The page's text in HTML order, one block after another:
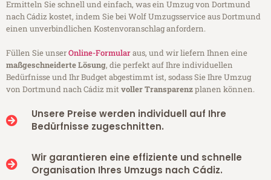
Ermitteln Sie schnell und einfach, was ein Umzug von Dortmund
nach Cádiz kostet, indem Sie bei Wolf Umzugsservice aus Dortmund
einen unverbindlichen Kostenvoranschlag anfordern.
Füllen Sie unserOnline-Formularaus, und wir liefern Ihnen eine
maßgeschneiderte Lösung, die perfekt auf Ihre individuellen
Bedürfnisse und Ihr Budget abgestimmt ist, sodass Sie Ihre Umzug
von Dortmund nach Cádiz mitvoller Transparenzplanen können.
Unsere Preise werden individuell auf Ihre
Bedürfnisse zugeschnitten.
Wir garantieren eine effiziente und schnelle
Organisation Ihres Umzugs nach Cádiz.